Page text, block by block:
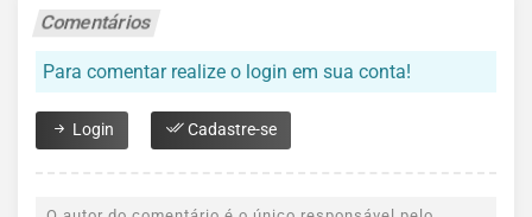
Comentários
Para comentar realize o login em sua conta!
Login Cadastre-se